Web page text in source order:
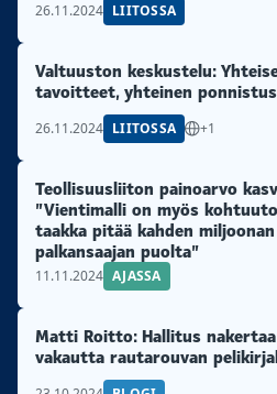
26.11.2024 LIITOSSA
Valtuuston keskustelu:
tavoitteet, yhteinen ponnistus
26.11.2024 LIITOSSA +1
Teollisuusliiton painoarvo
”Vientimalli on myös
taakka pitää kahden miljoonan
palkansaajan puolta”
11.11.2024 AJASSA
Matti Roitto: Hallitus nakertaa
vakautta rautarouvan